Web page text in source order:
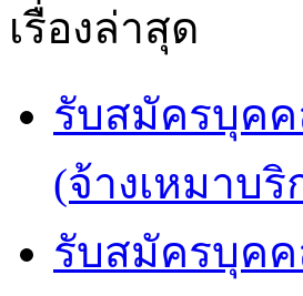
เรื่องล่าสุด
รับสมัครบุคค
(จ้างเหมาบ
รับสมัครบุคค